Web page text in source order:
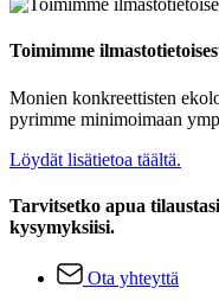
Toimimme
Monien konkreettisten
pyrimme minimoimaan
Löydät lisätietoa täältä.
Tarvitsetko apua
kysymyksiisi.
Ota yhteyttä